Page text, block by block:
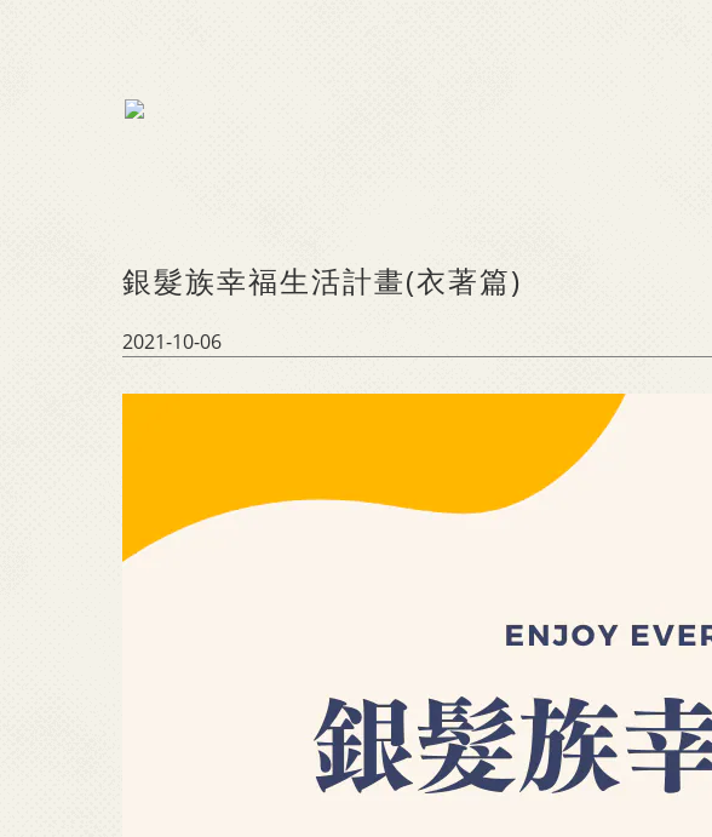
銀髮族幸福生活計畫(衣著篇)
2021-10-06